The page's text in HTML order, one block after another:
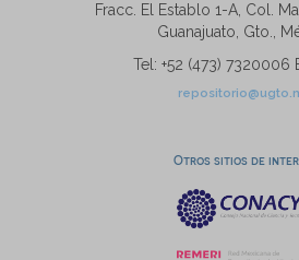
Fracc. El Establo 1-A, Col.
Guanajuato, Gto.,
Tel: +52 (473) 7320006
Otros sitios de